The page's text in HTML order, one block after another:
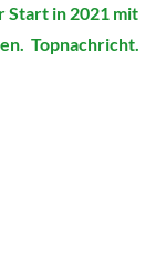
Start in 2021 mit
Topnachricht.